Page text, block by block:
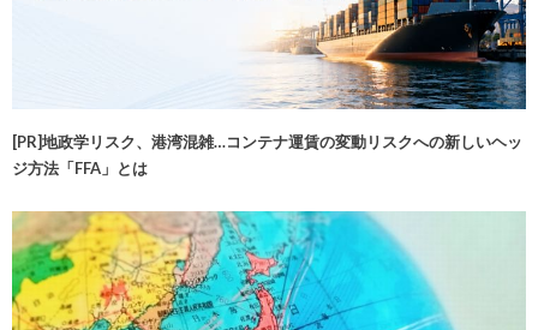
[PR]地政学リスク、港湾混雑…コンテナ運賃の変動リスクへの新しいヘッ
ジ方法「FFA」とは